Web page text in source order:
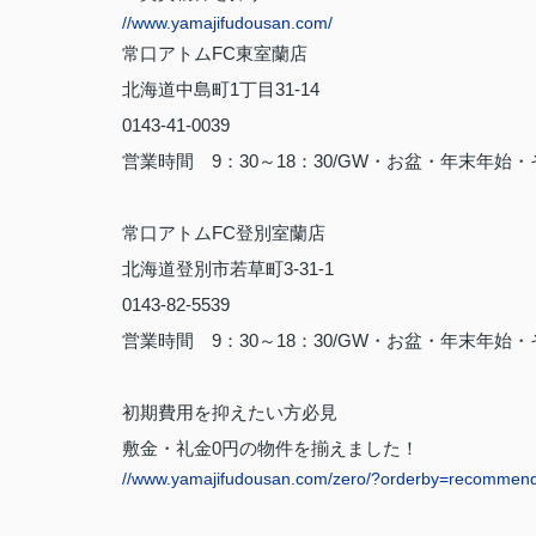
//www.yamajifudousan.com/
常口アトムFC東室蘭店
北海道中島町1丁目31-14
0143-41-0039
営業時間 9 ： 30～ 18 ： 30/GW ・お盆・年末年始・
常口アトムFC登別室蘭店
北海道登別市若草町3-31-1
0143-82-5539
営業時間 9 ： 30～ 18 ： 30/GW ・お盆・年末年始・
初期費用を抑えたい方必見
敷金・礼金0円の物件を揃えました！
//www.yamajifudousan.com/zero/